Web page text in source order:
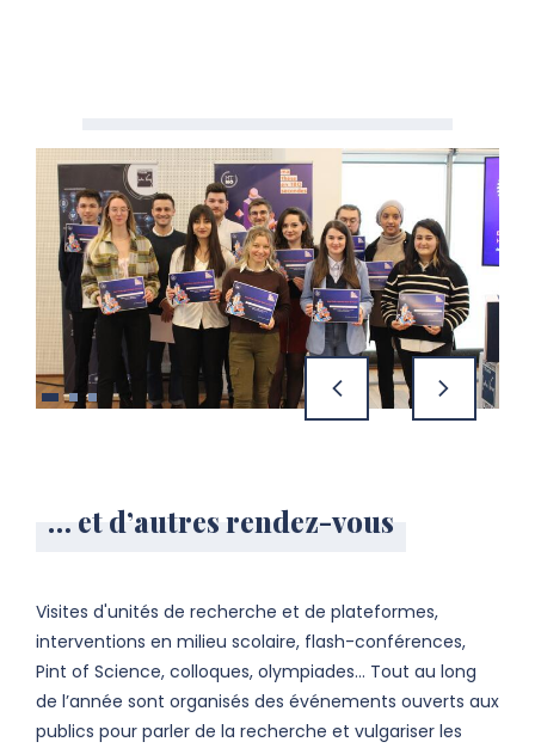
précédent suivant
… et d’autres rendez-vous
Visites d'unités de recherche et de plateformes,
interventions en milieu scolaire, flash-conférences,
Pint of Science, colloques, olympiades… Tout au long
de l’année sont organisés des événements ouverts aux
publics pour parler de la recherche et vulgariser les